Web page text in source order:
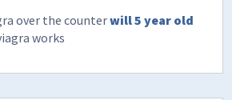
over the counterwill 5 year old
works